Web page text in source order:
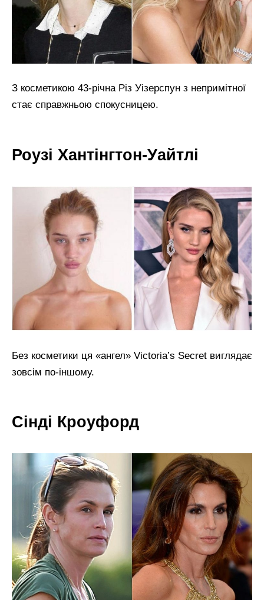
З косметикою 43-річна Різ Уізерспун з непримітної
стає справжньою спокусницею.
Роузі Хантінгтон-Уайтлі
Без косметики ця «ангел» Victoria’s Secret виглядає
зовсім по-іншому.
Сінді Кроуфорд